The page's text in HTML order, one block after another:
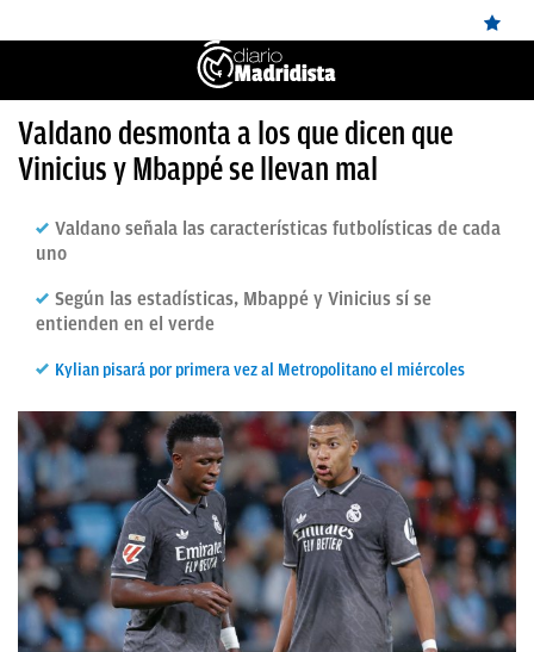
ÚLTIMAS
NOTICIAS
MADRID
BALONCESTO
DIRECTO
FEMENINO
PAPARAZZI
OKDIARIO
Valdano desmonta a los que dicen que
Vinicius y Mbappé se llevan mal
Valdano señala las características futbolísticas de cada
uno
Según las estadísticas, Mbappé y Vinicius sí se
entienden en el verde
Kylian pisará por primera vez al Metropolitano el miércoles
Sigue a OkDiarioen Google Continuar